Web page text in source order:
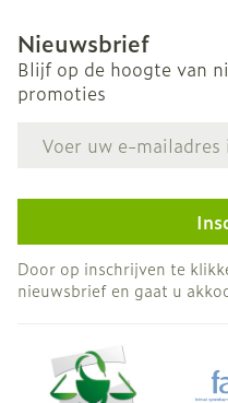
Nieuwsbrief
Blijf op de hoogte van
promoties
Door op inschrijven te
nieuwsbrief en gaat u